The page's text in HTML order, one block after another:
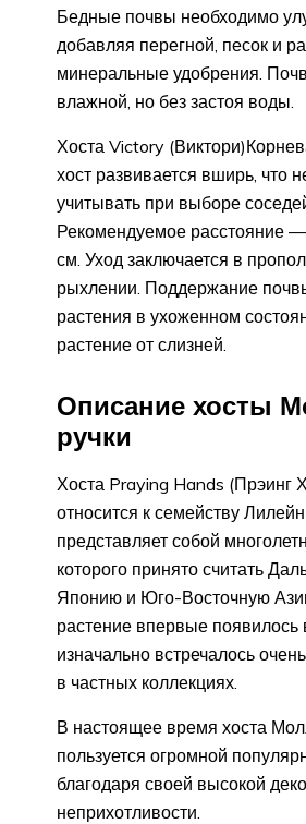
Бедные почвы необходимо
добавляя перегной, песок и
минеральные удобрения.
влажной, но без застоя воды.
Хоста Victory
хост развивается вширь, что
учитывать при выборе
Рекомендуемое расстояние
см. Уход заключается в
рыхлении. Поддержание
растения в ухоженном
растение от слизней.
Описание хосты
ручки
Хоста Praying Hands (Прэинг
относится к семейству
представляет собой
которого принято считать
Японию и Юго-Восточную
растение впервые появилось
изначально встречалось
в частных коллекциях.
В настоящее время хоста
пользуется огромной
благодаря своей высокой
неприхотливости.